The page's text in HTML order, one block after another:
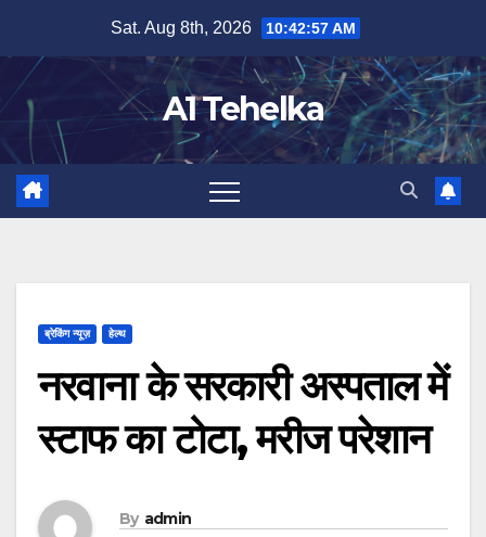
content
Sat. Aug 8th, 2026 10:42:57 AM
A1 Tehelka
ब्रेकिंग न्यूज़ हेल्थ
नरवाना के सरकारी अस्पताल में
स्टाफ का टोटा, मरीज परेशान
By admin